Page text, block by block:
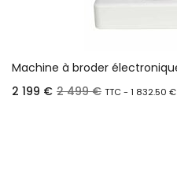
2 199 € 2 499€ TTC - 1 832.50 €